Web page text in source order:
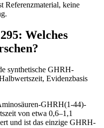
Referenzmaterial, keine
Welches
synthetische GHRH-
Evidenzbasis
GHRH(1-44)-
von etwa 0,6–1,1
und ist das einzige GHRH-